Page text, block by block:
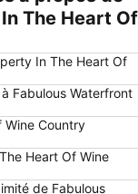
The Heart Of
In The Heart Of
Fabulous Waterfront
Wine Country
Heart Of Wine
de Fabulous